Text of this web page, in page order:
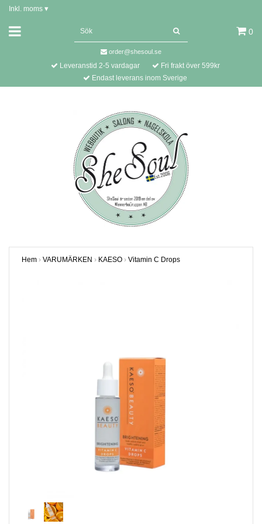
Inkl. moms ▾
0
order@shesoul.se
Leveranstid 2-5 vardagar
Fri frakt över 599kr
Endast leverans inom Sverige
Hem › VARUMÄRKEN › KAESO › Vitamin C Drops